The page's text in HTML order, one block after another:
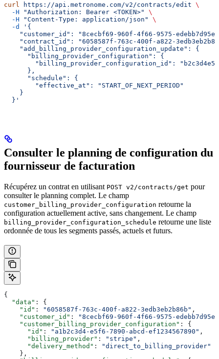
curl https://api.metronome.com/v2/contracts/edit \
  -H
"Authorization: Bearer <TOKEN>"
\
  -H
"Content-Type: application/json"
\
  -d
'{
"customer_id": "8cecbf69-960f-4f66-9575-
"contract_id": "6058587f-763c-400f-a822-
    "add_billing_provider_configuration_update": {
      "billing_provider_configuration": {
"billing_provider_configuration_id":
      },
      "schedule": {
        "effective_at": "START_OF_NEXT_PERIOD"
    }
  }'
Consulter le planning de configuration du
fournisseur de facturation
Récupérez un contrat en utilisant POST v2/contracts/get pour
consulter le planning complet. Le champ
customer_billing_provider_configuration retourne la
configuration actuellement active, sans changement. Le champ
billing_provider_configuration_schedule retourne une liste
ordonnée de tous les segments passés, actuels et futurs.
{
  "data"
: {
    "id"
: "6058587f-763c-400f-a822-3edb3eb2b86b" ,
    "customer_id"
:
"8cecbf69-960f-4f66-9575-
    "customer_billing_provider_configuration"
: {
      "id"
: "a1b2c3d4-e5f6-7890-abcd-ef1234567890" ,
      "billing_provider"
: "stripe" ,
      "delivery_method"
:
"direct_to_billing_provider"
    },